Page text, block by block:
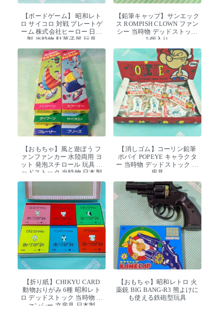
【ボードゲーム】 昭和レト
ロ サイコロ 対戦 プレートゲ
ーム 株式会社ヒーロー 日本
製 当時物 駄菓子屋 玩具
【鉛筆キャップ】サンエック
ス ROMPISH CLOWN ファン
シー 当時物 デッドストック
5個入り
【おもちゃ】風と遊ぼう フ
ァンファンカー 水陸両用 ヨ
ット 発泡スチロール 玩具 デ
ッドストック 当時物 日本製
【消しゴム】コーリン鉛筆
ポパイ POPEYE キャラクタ
ー 当時物 デッドストック 文
房具
【折り紙】CHIKYU CARD
動物おりがみ 6種 昭和レト
ロ デッドストック 当時物 フ
ァンシー 文房具 日本製
【おもちゃ】昭和レトロ 火
薬銃 BIG BANG-R3 熊よけに
も使える鉄砲型玩具